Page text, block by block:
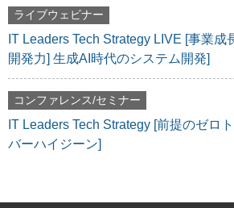
ライブウェビナー
IT Leaders Tech Strategy LIVE [事業成
開発力] 生成AI時代のシステム開発]
コンファレンス/セミナー
IT Leaders Tech Strategy [前提のゼロ
バーハイジーン]